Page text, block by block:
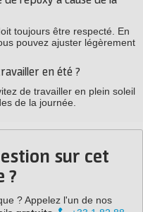
toujours être respecté. En
pouvez ajuster légèrement
en été ?
de travailler en plein soleil
de la journée.
sur cet
?
? Appelez l'un de nos